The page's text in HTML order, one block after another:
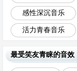
感性深沉音乐
活力青春音乐
最受笑友青睐的音效